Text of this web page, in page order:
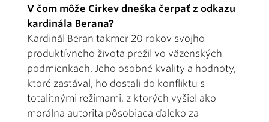
V čom môže Cirkev dneška čerpať z odkazu
kardinála Berana?
Kardinál Beran takmer 20 rokov svojho
produktívneho života prežil vo väzenských
podmienkach. Jeho osobné kvality a hodnoty,
ktoré zastával, ho dostali do konfliktu s
totalitnými režimami, z ktorých vyšiel ako
morálna autorita pôsobiaca ďaleko za